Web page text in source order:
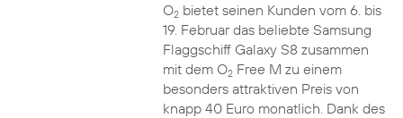
O2bietet seinen Kunden vom 6. bis
19. Februar das beliebte Samsung
Flaggschiff Galaxy S8 zusammen
mit dem O2Free M zu einem
besonders attraktiven Preis von
knapp 40 Euro monatlich. Dank des